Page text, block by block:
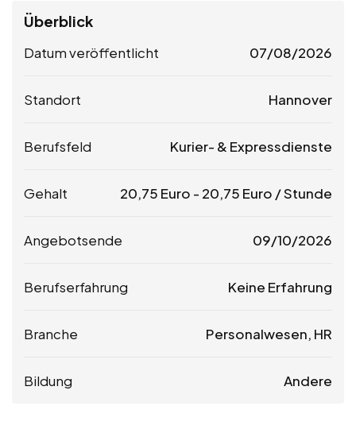
Überblick
Datum veröffentlicht 07/08/2026
Standort Hannover
Berufsfeld Kurier- & Expressdienste
Gehalt 20,75 Euro - 20,75 Euro / Stunde
Angebotsende 09/10/2026
Berufserfahrung Keine Erfahrung
Branche Personalwesen, HR
Bildung Andere